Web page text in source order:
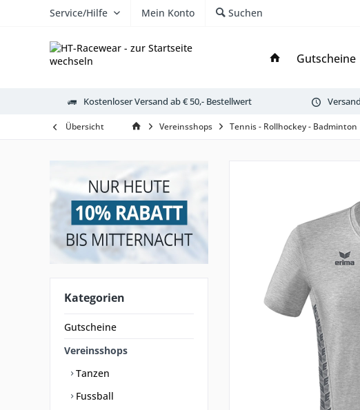
Service/Hilfe Mein Konto Suchen
Gutscheine
Kostenloser Versand ab € 50,- Bestellwert
Übersicht Vereinsshops Tennis - Rollhockey - Badminton
Kategorien
Gutscheine
Vereinsshops
Tanzen
Fussball